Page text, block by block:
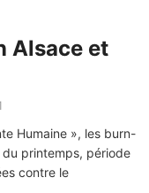
Alsace et
Humaine », les burn-
printemps, période
contre le